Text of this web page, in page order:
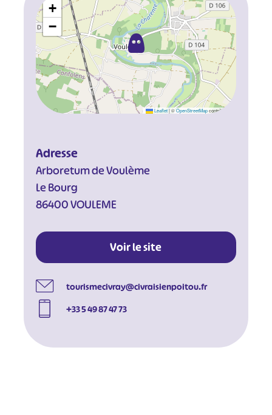
+
−
Leaflet |©OpenStreetMapcontributors
Adresse
Arboretum de Voulème
Le Bourg
86400 VOULEME
Voir le site
tourismecivray@civraisienpoitou.fr
+33 5 49 87 47 73